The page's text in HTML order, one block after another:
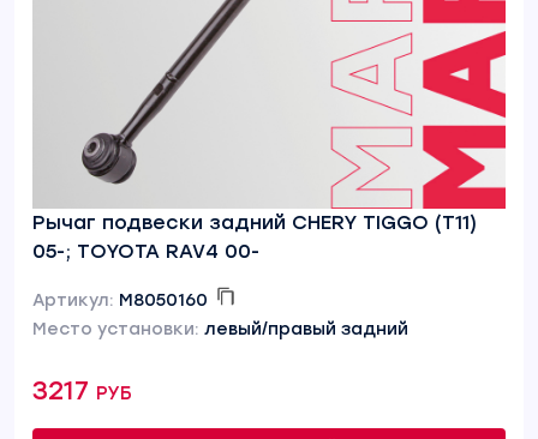
Рычаг подвески задний CHERY TIGGO (T11)
05-; TOYOTA RAV4 00-
Артикул: M8050160
Место установки: левый/правый задний
3217 руб